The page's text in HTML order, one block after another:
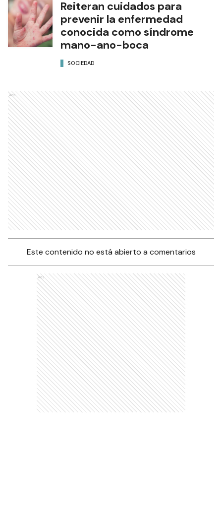
Reiteran cuidados para
prevenir la enfermedad
conocida como síndrome
mano-ano-boca
SOCIEDAD
Ads
Este contenido no está abierto a comentarios
Ads